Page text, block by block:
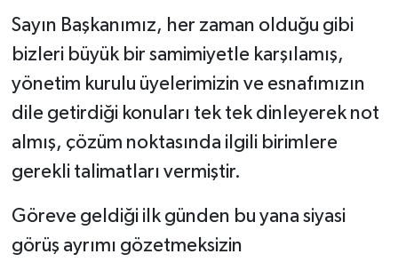
Sayın Başkanımız, her zaman olduğu gibi
bizleri büyük bir samimiyetle karşılamış,
yönetim kurulu üyelerimizin ve esnafımızın
dile getirdiği konuları tek tek dinleyerek not
almış, çözüm noktasında ilgili birimlere
gerekli talimatları vermiştir.
Göreve geldiği ilk günden bu yana siyasi
görüş ayrımı gözetmeksizin